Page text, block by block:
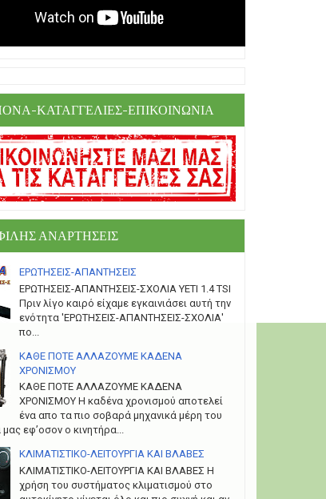
ΚΑΤΑΓΓΕΛΙΕΣ-ΕΠΙΚΟΙΝΩΝΙΑ
ΑΝΑΡΤΗΣΕΙΣ
ΕΡΩΤΗΣΕΙΣ-ΑΠΑΝΤΗΣΕΙΣ
ΕΡΩΤΗΣΕΙΣ-ΑΠΑΝΤΗΣΕΙΣ-ΣΧΟΛΙΑ YETI 1.4 TSI
Πριν λίγο καιρό είχαμε εγκαινιάσει αυτή την
ενότητα 'ΕΡΩΤΗΣΕΙΣ-ΑΠΑΝΤΗΣΕΙΣ-ΣΧΟΛΙΑ'
πο...
ΚΑΘΕ ΠΟΤΕ ΑΛΛΑΖΟΥΜΕ ΚΑΔΕΝΑ
ΧΡΟΝΙΣΜΟΥ
ΚΑΘΕ ΠΟΤΕ ΑΛΛΑΖΟΥΜΕ ΚΑΔΕΝΑ
ΧΡΟΝΙΣΜΟΥ Η καδένα χρονισμού αποτελεί
ένα απο τα πιο σοβαρά μηχανικά μέρη του
μας εφ’οσον ο κινητήρα...
ΚΛΙΜΑΤΙΣΤΙΚΟ-ΛΕΙΤΟΥΡΓΙΑ ΚΑΙ ΒΛΑΒΕΣ
ΚΛΙΜΑΤΙΣΤΙΚΟ-ΛΕΙΤΟΥΡΓΙΑ ΚΑΙ ΒΛΑΒΕΣ H
χρήση του συστήματος κλιματισμού στο